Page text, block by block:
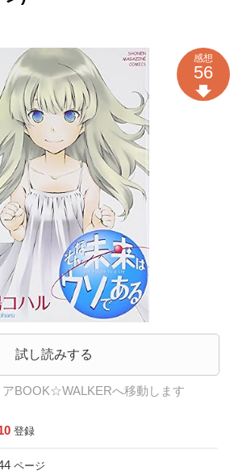
試し読みする
BOOK☆WALKERへ移動します
登録
ページ
感想
56